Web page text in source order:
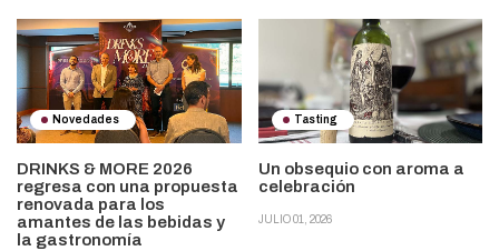
Novedades
DRINKS & MORE 2026
regresa con una propuesta
renovada para los
amantes de las bebidas y
la gastronomía
Tasting
Un obsequio con aroma a
celebración
JULIO 01, 2026